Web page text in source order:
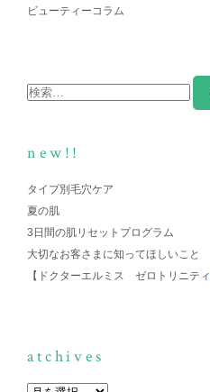
ビューティーコラム
new!!
タイプ別毛穴ケア
夏の肌
3日間の肌リセットプログラム
大切なお客さまに知ってほしいこと
【ドクターエルミス ゼロトリニティ
atchives